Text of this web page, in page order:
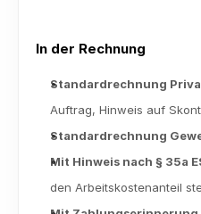
In der Rechnung
Standardrechnung
Auftrag, Hinweis auf
Standardrechnung
Mit Hinweis nach § 35a
den Arbeitskostenanteil